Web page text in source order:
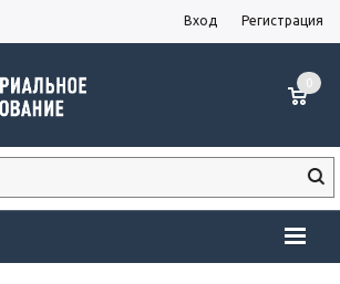
Вход Регистрация
0